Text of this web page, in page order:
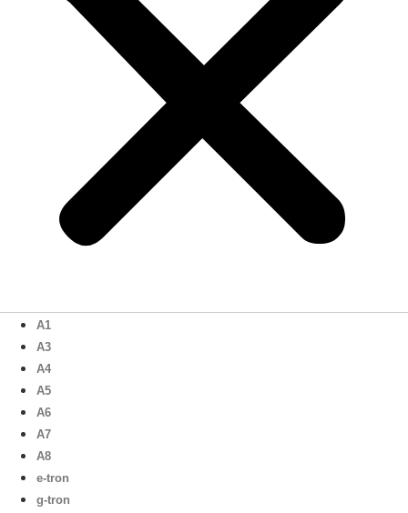
A1
A3
A4
A5
A6
A7
A8
e-tron
g-tron